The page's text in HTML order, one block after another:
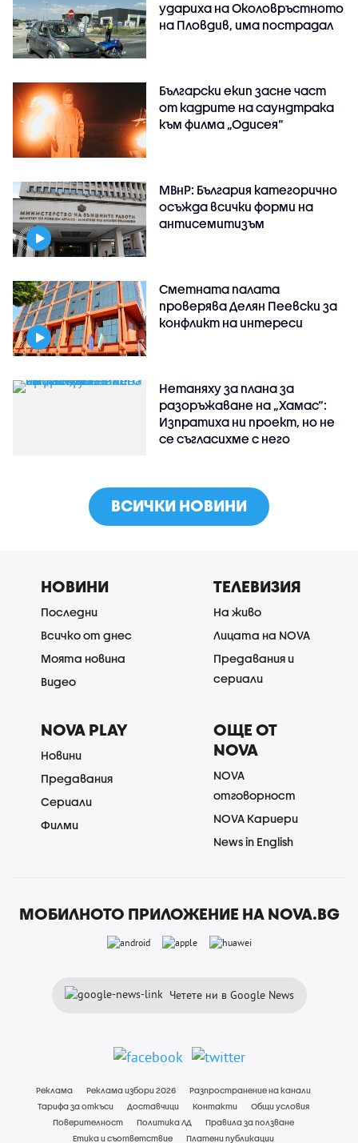
удариха на Околовръстното
на Пловдив, има пострадал
Български екип засне част
от кадрите на саундтрака
към филма „Одисея“
МВнР: България категорично
осъжда всички форми на
антисемитизъм
Сметната палата
проверява Делян Пеевски за
конфликт на интереси
Нетаняху за плана за
разоръжаване на „Хамас“:
Изпратиха ни проект, но не
се съгласихме с него
ВСИЧКИ НОВИНИ
НОВИНИ
Последни
Всичко от днес
Моята новина
Видео
ТЕЛЕВИЗИЯ
На живо
Лицата на NOVA
Предавания и
сериали
NOVA PLAY
Новини
Предавания
Сериали
Филми
ОЩЕ ОТ
NOVA
NOVA
отговорност
NOVA Кариери
News in English
МОБИЛНОТО ПРИЛОЖЕНИЕ НА NOVA.BG
Четете ни в Google News
Реклама Реклама избори 2026
Разпространение на канали
Тарифа за откъси
Доставчици Контакти
Общи условия
Поверителност
Политика ЛД
Правила за ползване
Етика и съответствие
Платени публикации